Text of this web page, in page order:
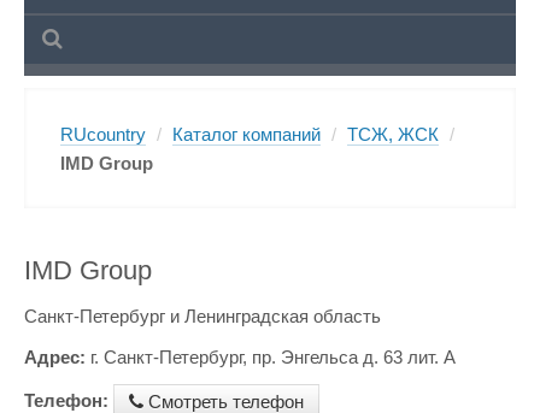
RUcountry / Каталог компаний / ТСЖ, ЖСК /
IMD Group
IMD Group
Санкт-Петербург и Ленинградская область
Адрес: г. Санкт-Петербург, пр. Энгельса д. 63 лит. А
Телефон: Смотреть телефон